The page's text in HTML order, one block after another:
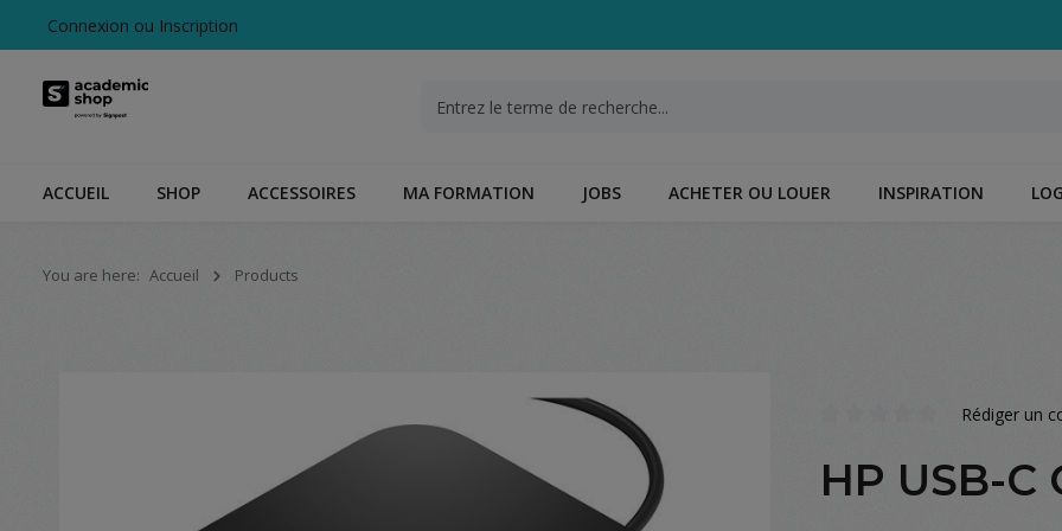
Passer à la navigation principale
Connexion ou Inscription
ACCUEIL SHOP ACCESSOIRES MA FORMATION JOBS ACHETER OU LOUER INSPIRATION
You are here: Accueil Products
Rédiger un
HP USB-C